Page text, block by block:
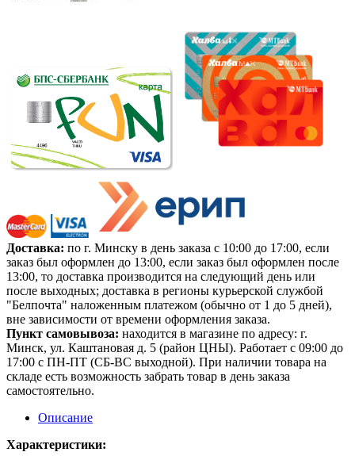
Доставка: по г. Минску в день заказа с 10:00 до 17:00, если
заказ был оформлен до 13:00, если заказ был оформлен после
13:00, то доставка производится на следующий день или
после выходных; доставка в регионы курьерской службой
"Белпочта" наложенным платежом (обычно от 1 до 5 дней),
вне зависимости от времени оформления заказа.
Пункт самовывоза: находится в магазине по адресу: г.
Минск, ул. Каштановая д. 5 (район ЦНЫ). Работает с 09:00 до
17:00 с ПН-ПТ (СБ-ВС выходной). При наличии товара на
складе есть возможность забрать товар в день заказа
самостоятельно.
Описание
Характеристики: